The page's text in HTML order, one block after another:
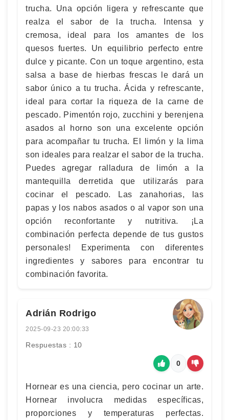
trucha. Una opción ligera y refrescante que
realza el sabor de la trucha. Intensa y
cremosa, ideal para los amantes de los
quesos fuertes. Un equilibrio perfecto entre
dulce y picante. Con un toque argentino, esta
salsa a base de hierbas frescas le dará un
sabor único a tu trucha. Ácida y refrescante,
ideal para cortar la riqueza de la carne de
pescado. Pimentón rojo, zucchini y berenjena
asados al horno son una excelente opción
para acompañar tu trucha. El limón y la lima
son ideales para realzar el sabor de la trucha.
Puedes agregar ralladura de limón a la
mantequilla derretida que utilizarás para
cocinar el pescado. Las zanahorias, las
papas y los nabos asados o al vapor son una
opción reconfortante y nutritiva. ¡La
combinación perfecta depende de tus gustos
personales! Experimenta con diferentes
ingredientes y sabores para encontrar tu
combinación favorita.
Adrián Rodrigo
2025-09-23 20:00:33
Respuestas : 10
0
Hornear es una ciencia, pero cocinar un arte.
Hornear involucra medidas específicas,
proporciones y temperaturas perfectas.